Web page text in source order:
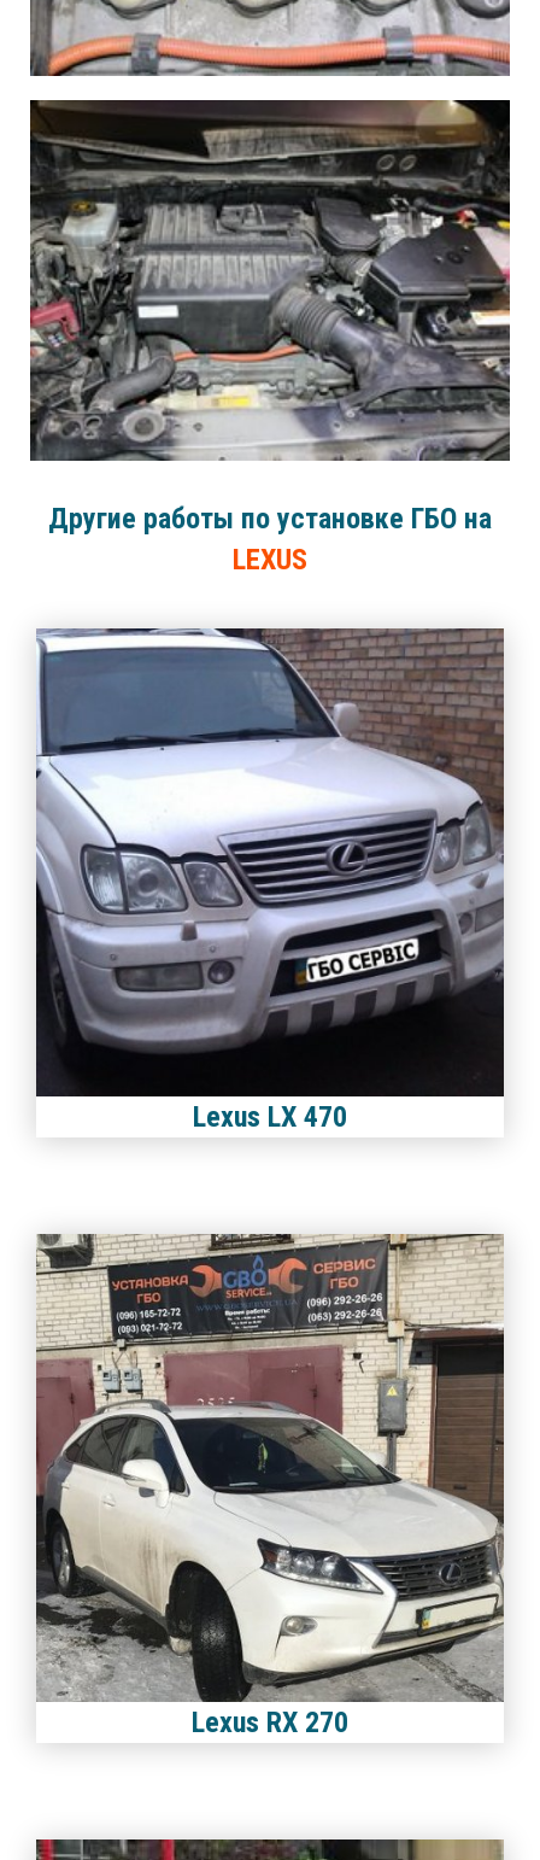
Другие работы по установке ГБО на
LEXUS
Lexus LX 470
Lexus RX 270